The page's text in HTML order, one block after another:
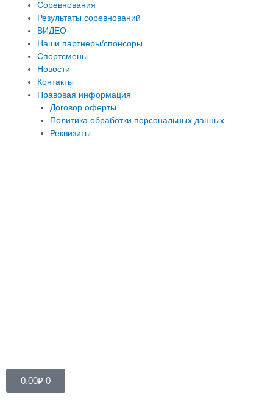
Соревнования
Результаты соревнований
ВИДЕО
Наши партнеры/спонсоры
Спортсмены
Новости
Контакты
Правовая информация
Договор оферты
Политика обработки персональных данных
Реквизиты
0.00₽ 0
Cart